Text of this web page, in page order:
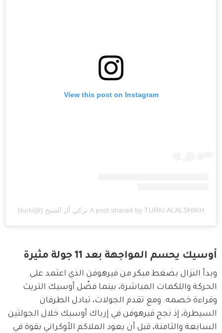
View this post on Instagram
A post shared by TURKI ALALSHIKH تركي آل الشيخ (@turki)
أوسيك يحسم المواجهة بعد 11 جولة مثيرة
وبدأ النزال بضغط مبكر من فيرهوفن الذي اعتمد على
الحركة واللكمات المباشرة، بينما فضّل أوسيك التريث
وقراءة خصمه. ومع تقدم الجولات، تبادل الطرفان
السيطرة، إذ نجح فيرهوفن في إرباك أوسيك خلال الجولتين
السابعة والثامنة، قبل أن يعود الملاكم الأوكراني بقوة في